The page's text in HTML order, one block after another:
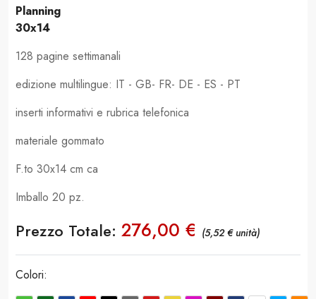
Planning
30x14
128 pagine settimanali
edizione multilingue: IT - GB- FR- DE - ES - PT
inserti informativi e rubrica telefonica
materiale gommato
F.to 30x14 cm ca
Imballo 20 pz.
Prezzo Totale: 276,00 € (5,52 € unità)
Colori: